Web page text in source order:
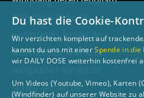
dailydose-shop.de
windsurfen-lernen.de
wellenreiten-lernen.de
surfen-lernen.de
Du hast die Cookie-
Wir verzichten komplett auf
kannst du uns mit einerSpende in die
wir DAILY DOSE weiterhin kostenfrei
Um Videos (Youtube, Vimeo), Karten
(Windfinder) auf unserer Website zu